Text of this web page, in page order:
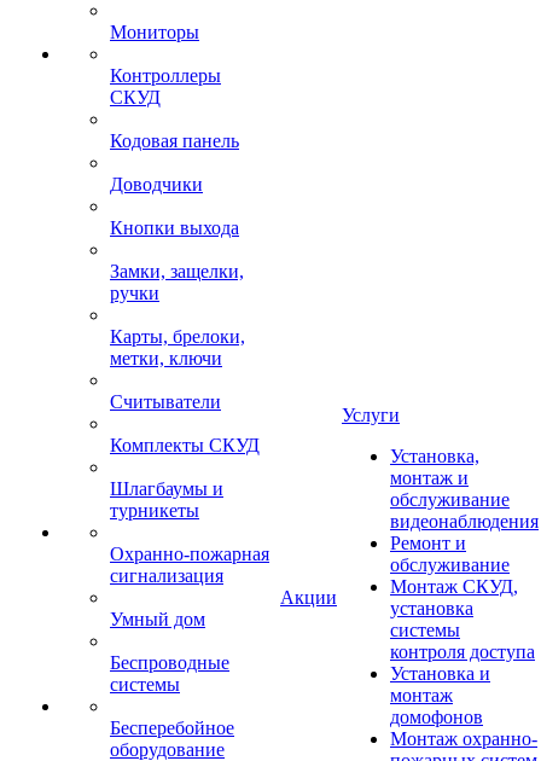
Мониторы
Контроллеры
СКУД
Кодовая панель
Доводчики
Кнопки выхода
Замки, защелки,
ручки
Карты, брелоки,
метки, ключи
Считыватели
Комплекты СКУД
Шлагбаумы и
турникеты
Охранно-пожарная
сигнализация
Умный дом
Беспроводные
системы
Бесперебойное
оборудование
Акции
Услуги
Установка,
монтаж и
обслуживание
видеонаблюдения
Ремонт и
обслуживание
Монтаж СКУД,
установка
системы
контроля доступа
Установка и
монтаж
домофонов
Монтаж охранно-